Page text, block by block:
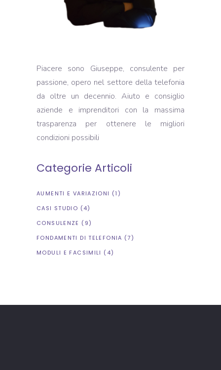
Piacere sono Giuseppe, consulente per
passione, opero nel settore della telefonia
da oltre un decennio. Aiuto e consiglio
aziende e imprenditori con la massima
trasparenza per ottenere le migliori
condizioni possibili
Categorie Articoli
AUMENTI E VARIAZIONI (1)
CASI STUDIO (4)
CONSULENZE (9)
FONDAMENTI DI TELEFONIA (7)
MODULI E FACSIMILI (4)